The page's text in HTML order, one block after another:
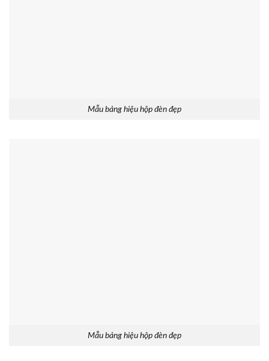
Mẫu bảng hiệu hộp đèn đẹp
Mẫu bảng hiệu hộp đèn đẹp